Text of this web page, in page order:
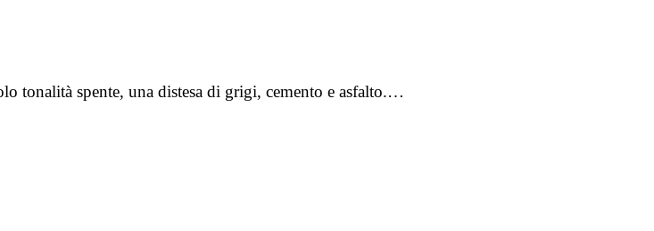
tonalità spente, una distesa di grigi, cemento e asfalto.…